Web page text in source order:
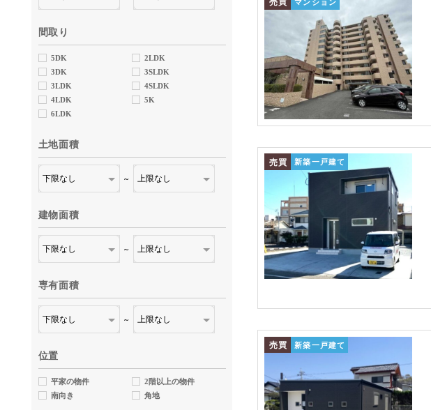
売買 マンション
売買 新築一戸建て
売買 新築一戸建て
間取り
5DK
2LDK
3DK
3SLDK
3LDK
4SLDK
4LDK
5K
6LDK
土地面積
～
建物面積
～
専有面積
～
位置
平家の物件
2階以上の物件
南向き
角地